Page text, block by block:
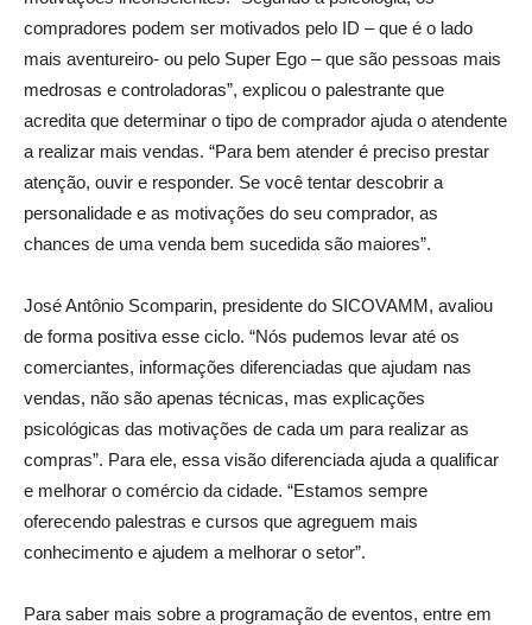
compradores podem ser motivados pelo ID – que é o lado
mais aventureiro- ou pelo Super Ego – que são pessoas mais
medrosas e controladoras”, explicou o palestrante que
acredita que determinar o tipo de comprador ajuda o atendente
a realizar mais vendas. “Para bem atender é preciso prestar
atenção, ouvir e responder. Se você tentar descobrir a
personalidade e as motivações do seu comprador, as
chances de uma venda bem sucedida são maiores”.
José Antônio Scomparin, presidente do SICOVAMM, avaliou
de forma positiva esse ciclo. “Nós pudemos levar até os
comerciantes, informações diferenciadas que ajudam nas
vendas, não são apenas técnicas, mas explicações
psicológicas das motivações de cada um para realizar as
compras”. Para ele, essa visão diferenciada ajuda a qualificar
e melhorar o comércio da cidade. “Estamos sempre
oferecendo palestras e cursos que agreguem mais
conhecimento e ajudem a melhorar o setor”.
Para saber mais sobre a programação de eventos, entre em